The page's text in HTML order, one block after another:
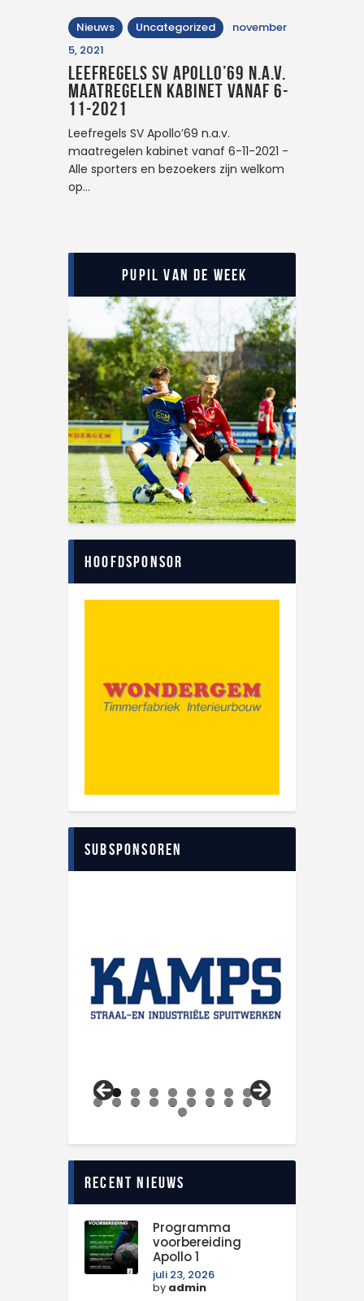
Nieuws Uncategorized
november
5, 2021
Leefregels SV Apollo’69 n.a.v.
maatregelen kabinet vanaf 6-
11-2021
Leefregels SV Apollo’69 n.a.v.
maatregelen kabinet vanaf 6-11-2021 -
Alle sporters en bezoekers zijn welkom
op…
Pupil van de Week
Hoofdsponsor
Subsponsoren
0
1 2 3 4 5 6 7 8 9 0
1
Recent nieuws
Programma
voorbereiding
Apollo 1
juli 23, 2026
by admin